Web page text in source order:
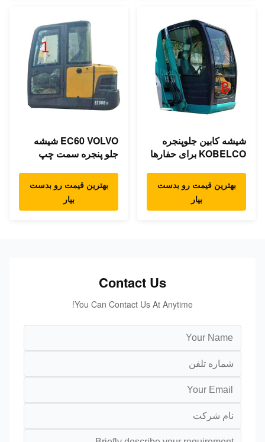
شیشه کابین جلوپنجره
KOBELCO برای حفارها
بهترین قیمت رو بدست
EC60 VOLVO شیشه
جلو پنجره سمت چپ
برابر خم شدن
بهترین قیمت رو بدست
Contact Us
You Can Contact Us At Anytime!